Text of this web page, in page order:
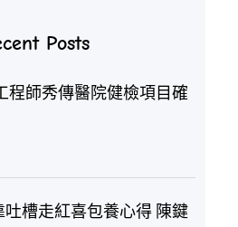
Posts
程師秀傳醫院健檢項目確
吐槽走紅喜包養心得 陳鍵